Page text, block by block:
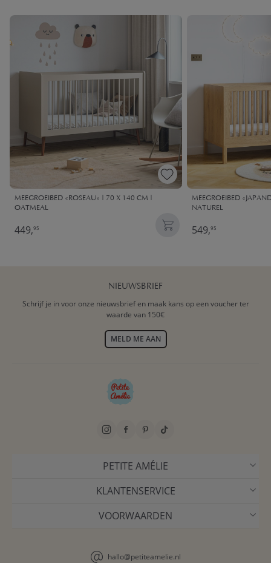
MEEGROEIBED «ROSEAU» | 70 X 140 CM |
OATMEAL
449,95
MEEGROEIBED
NATUREL
549,95
NIEUWSBRIEF
Schrijf je in voor onze nieuwsbrief en maak kans op een voucher ter
waarde van 150€
MELD ME AAN
PETITE AMÉLIE
KLANTENSERVICE
VOORWAARDEN
hallo@petiteamelie.nl